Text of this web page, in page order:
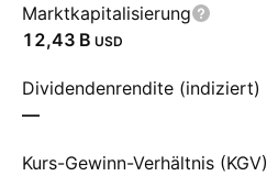
Marktkapitalisierung
‪12,43 B‬ USD
Dividendenrendite (indiziert)
—
Kurs-Gewinn-Verhältnis (KGV)